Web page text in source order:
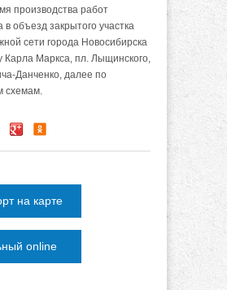
производства работ
в объезд закрытого участка
сети города Новосибирска
Карла Маркса, пл. Лыщинского,
Данченко, далее по
схемам.
на карте
online